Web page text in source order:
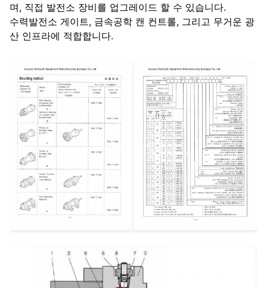
며, 직접 발전소 장비를 업그레이드 할 수 있습니다.
수력발전소 게이트, 금속공학 캔 컨트롤, 그리고 무거운 광
산 인프라에 적합합니다.